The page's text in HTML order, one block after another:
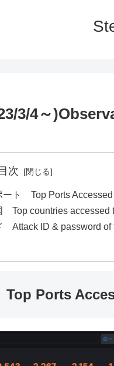
3/4～
目次
ート Top Ports
Top countries accessed
Attack ID & password of
Ports